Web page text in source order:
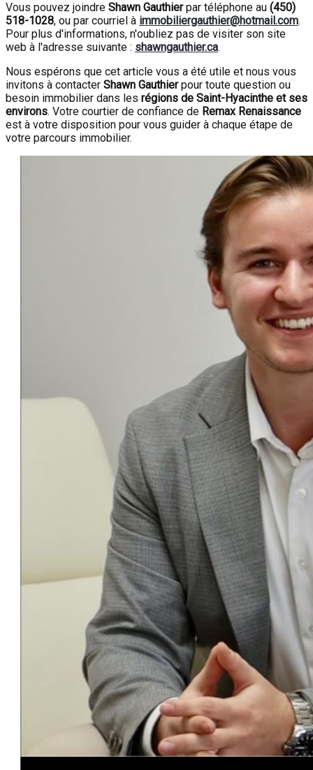
Vous pouvez joindre Shawn Gauthierpar téléphone au (450)
518-1028, ou par courriel à immobiliergauthier@hotmail.com.
Pour plus d'informations, n'oubliez pas de visiter son site
web à l'adresse suivante : shawngauthier.ca.
Nous espérons que cet article vous a été utile et nous vous
invitons à contacter Shawn Gauthierpour toute question ou
besoin immobilier dans les régions de Saint-Hyacinthe et ses
environs. Votre courtier de confiance de Remax Renaissance
est à votre disposition pour vous guider à chaque étape de
votre parcours immobilier.